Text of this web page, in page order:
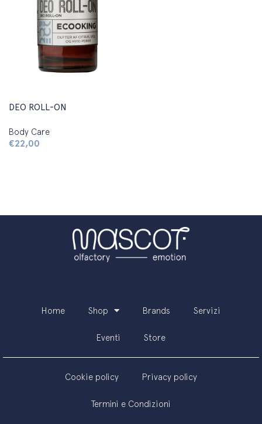
DEO ROLL-ON
Body Care
€22,00
Home Shop Brands Servizi
Eventi Store
Cookie policy Privacy policy
Termini e Condizioni